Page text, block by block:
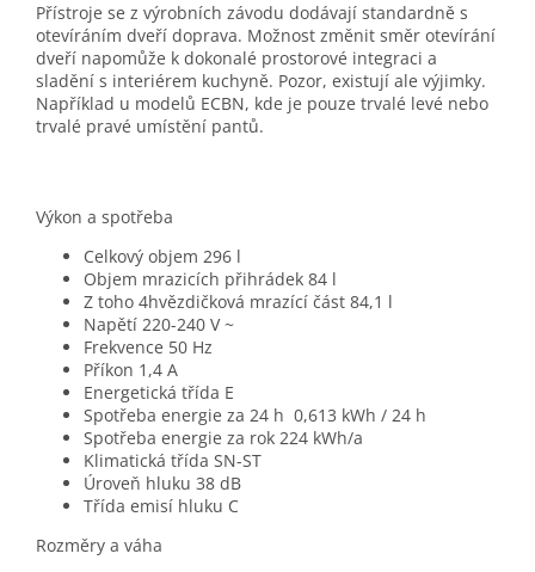
Přístroje se z výrobních závodu dodávají standardně s
otevíráním dveří doprava. Možnost změnit směr otevírání
dveří napomůže k dokonalé prostorové integraci a
sladění s interiérem kuchyně. Pozor, existují ale výjimky.
Například u modelů ECBN, kde je pouze trvalé levé nebo
trvalé pravé umístění pantů.
Výkon a spotřeba
Celkový objem 296 l
Objem mrazicích přihrádek 84 l
Z toho 4hvězdičková mrazící část 84,1 l
Napětí 220-240 V ~
Frekvence 50 Hz
Příkon 1,4 A
Energetická třída E
Spotřeba energie za 24 h 0,613 kWh / 24 h
Spotřeba energie za rok 224 kWh/a
Klimatická třída SN-ST
Úroveň hluku 38 dB
Třída emisí hluku C
Rozměry a váha